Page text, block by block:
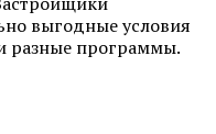
выгодные условия
разные программы.